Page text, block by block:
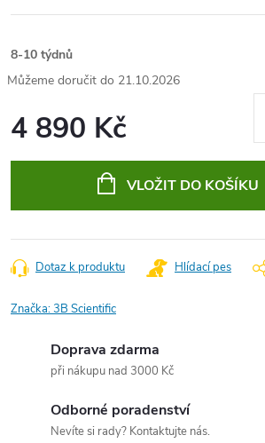
8-10 týdnů
21.10.2026
4 890 Kč
VLOŽIT DO KOŠÍKU
Dotaz k produktu Hlídací pes
Značka:3B Scientific
Doprava zdarma
při nákupu nad 3000 Kč
Odborné poradenství
Nevíte si rady? Kontaktujte nás.